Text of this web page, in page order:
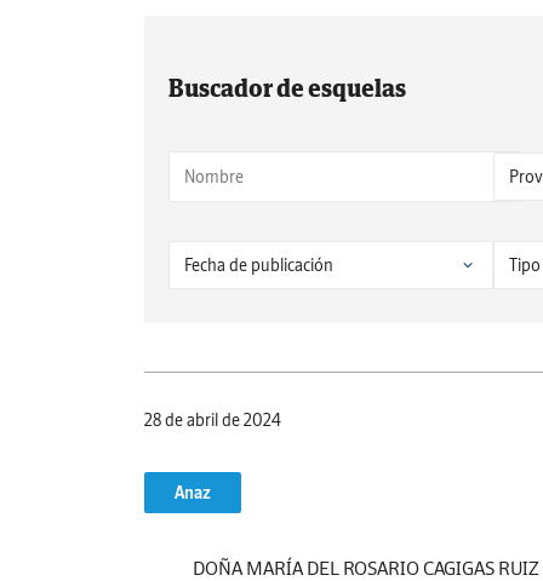
Buscador de esquelas
28 de abril de 2024
Anaz
DOÑA MARÍA DEL ROSARIO CAGIGAS RUIZ